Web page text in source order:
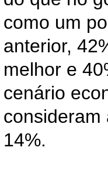
como um
anterior,
melhor e
cenário
consideram
14%.